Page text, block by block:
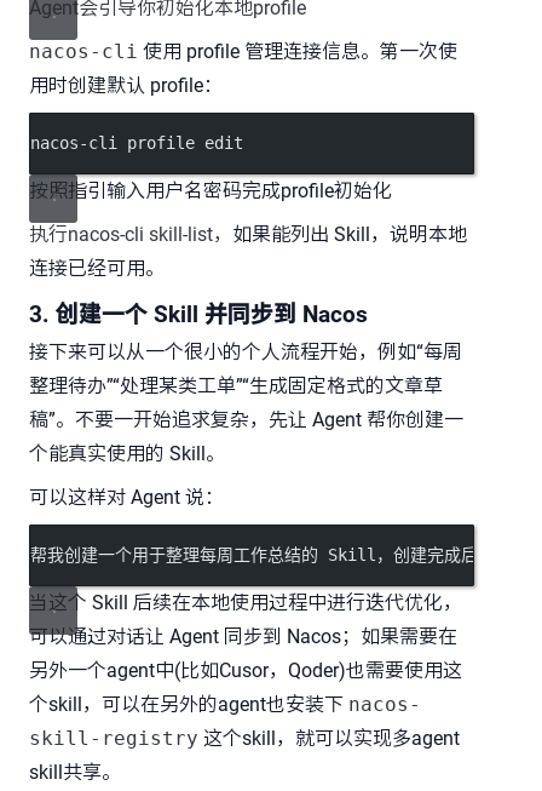
Agent会引导你初始化本地profile
nacos-cli 使用 profile 管理连接信息。第一次使
用时创建默认 profile：
nacos-cli profile edit
按照指引输入用户名密码完成profile初始化
执行nacos-cli skill-list， 如果能列出 Skill，说明本地
连接已经可用。
3. 创建一个 Skill 并同步到 Nacos
接下来可以从一个很小的个人流程开始，例如“每周
整理待办”“处理某类工单”“生成固定格式的文章草
稿”。不要一开始追求复杂，先让 Agent 帮你创建一
个能真实使用的 Skill。
可以这样对 Agent 说：
帮我创建一个用于整理每周工作总结的 Skill，创建完成后发布到
当这个 Skill 后续在本地使用过程中进行迭代优化，
可以通过对话让 Agent 同步到 Nacos；如果需要在
另外一个agent中(比如Cusor，Qoder)也需要使用这
个skill，可以在另外的agent也安装下 nacos-
skill-registry 这个skill，就可以实现多agent
skill共享。